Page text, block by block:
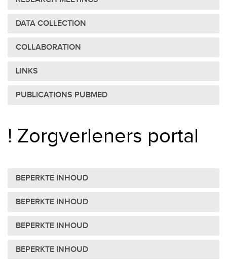
DATA COLLECTION
COLLABORATION
LINKS
PUBLICATIONS PUBMED
! Zorgverleners portal
BEPERKTE INHOUD
BEPERKTE INHOUD
BEPERKTE INHOUD
BEPERKTE INHOUD